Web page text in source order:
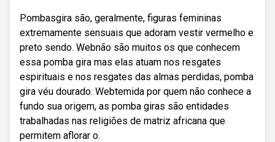
Pombasgira são, geralmente, figuras femininas
extremamente sensuais que adoram vestir vermelho e
preto sendo. Webnão são muitos os que conhecem
essa pomba gira mas elas atuam nos resgates
espirituais e nos resgates das almas perdidas, pomba
gira véu dourado. Webtemida por quem não conhece a
fundo sua origem, as pomba giras são entidades
trabalhadas nas religiões de matriz africana que
permitem aflorar o.